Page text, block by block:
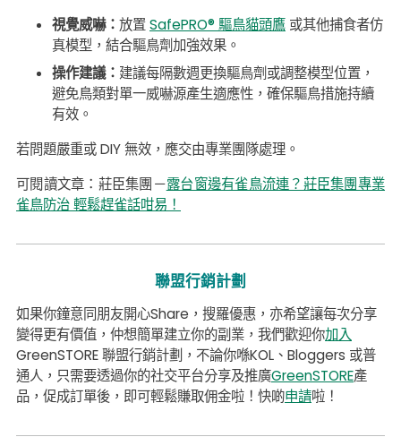
視覺威嚇： 放置SafePRO® 驅鳥貓頭鷹 或其他捕食者仿
真模型，結合驅鳥劑加強效果。
操作建議： 建議每隔數週更換驅鳥劑或調整模型位置，
避免鳥類對單一威嚇源產生適應性，確保驅鳥措施持續
有效。
若問題嚴重或 DIY 無效，應交由專業團隊處理。
可閱讀文章：莊臣集團－露台窗邊有雀鳥流連？莊臣集團專業
雀鳥防治 輕鬆趕雀話咁易！
聯盟行銷計劃
如果你鐘意同朋友開心Share，搜羅優惠，亦希望讓每次分享
變得更有價值，仲想簡單建立你的副業，我們歡迎你加入
GreenSTORE 聯盟行銷計劃，不論你喺KOL、Bloggers 或普
通人，只需要透過你的社交平台分享及推廣GreenSTORE產
品，促成訂單後，即可輕鬆賺取佣金啦！快啲申請啦！